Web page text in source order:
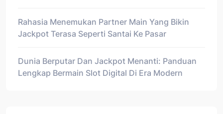
Rahasia Menemukan Partner Main Yang Bikin
Jackpot Terasa Seperti Santai Ke Pasar
Dunia Berputar Dan Jackpot Menanti: Panduan
Lengkap Bermain Slot Digital Di Era Modern